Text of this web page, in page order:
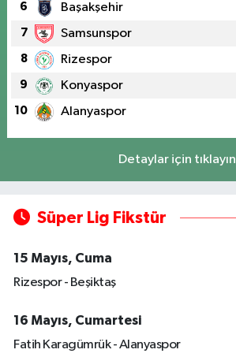
6 Başakşehir
7 Samsunspor
8 Rizespor
9 Konyaspor
10 Alanyaspor
Detaylar için tıklayın
Süper Lig Fikstür
15 Mayıs, Cuma
Rizespor - Beşiktaş
16 Mayıs, Cumartesi
Fatih Karagümrük - Alanyaspor